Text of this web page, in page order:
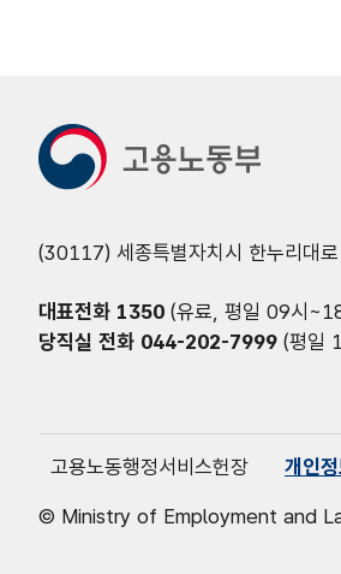
(30117) 세종특별자치시 한누리대
대표전화 1350 (유료, 평일 09시
당직실 전화 044-202-7999 (평일
고용노동행정서비스헌장 개인
© Ministry of Employment and